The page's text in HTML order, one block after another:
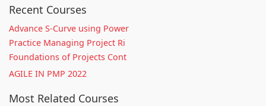
Recent Courses
Advance S-Curve using Power
Practice Managing Project Ri
Foundations of Projects Cont
AGILE IN PMP 2022
Most Related Courses